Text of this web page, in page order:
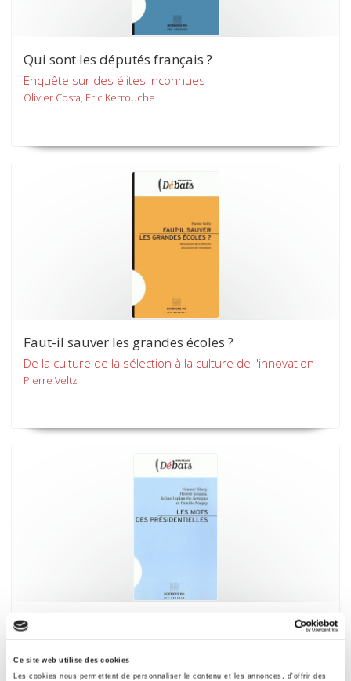
Ce site web utilise des cookies
Les cookies nous permettent de personnaliser le contenu et les annonces, d'offrir des
Qui sont les députés français ?
Enquête sur des élites inconnues
Olivier Costa, Eric Kerrouche
Faut-il sauver les grandes écoles ?
De la culture de la sélection à la culture de l'innovation
Pierre Veltz
Les Mots des présidentielles
Florent Gougou, Soline Laplanche-Servigne